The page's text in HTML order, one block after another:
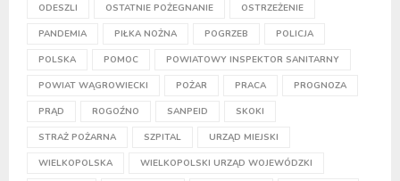
ODESZLI OSTATNIE POŻEGNANIE OSTRZEŻENIE
PANDEMIA PIŁKA NOŻNA POGRZEB POLICJA
POLSKA POMOC POWIATOWY INSPEKTOR SANITARNY
POWIAT WĄGROWIECKI POŻAR PRACA PROGNOZA
PRĄD ROGOŹNO SANPEID SKOKI
STRAŻ POŻARNA SZPITAL URZĄD MIEJSKI
WIELKOPOLSKA WIELKOPOLSKI URZĄD WOJEWÓDZKI